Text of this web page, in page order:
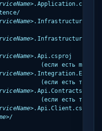
.Application.csproj
.Api.csproj
(если есть
(если есть
(если есть
.Api.Client.csproj
/